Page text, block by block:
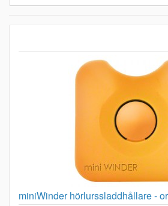
miniWinder hörlurssladdhållare -